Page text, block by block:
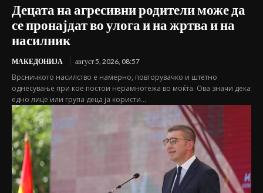
Децата на агресивни родители може да
се пронајдат во улога и на жртва и на
насилник
МАКЕДОНИЈА август 5, 2026, 08:57
Врсничкото насилство е намерно, повторувачко и штетно
однесување при кое постои нерамнотежа во моќта. Ова значи дека
едно лице или група деца ја користи...